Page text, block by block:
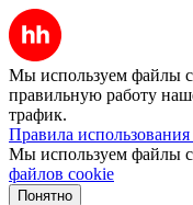
Мы используем файлы
правильную работу
трафик.
Правила
Мы используем файлы
файлов cookie
Понятно